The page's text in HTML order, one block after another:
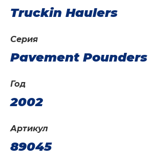
Год
2002
Truckin Haulers
Артикул
89045
Серия
Pavement Pounders